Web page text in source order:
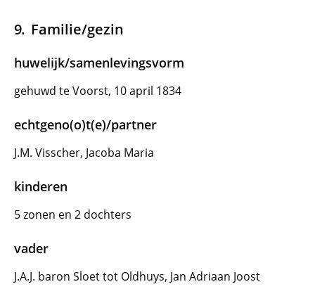
Familie/gezin
huwelijk/samenlevingsvorm
gehuwd te Voorst, 10 april 1834
echtgeno(o)t(e)/partner
J.M. Visscher, Jacoba Maria
kinderen
5 zonen en 2 dochters
vader
J.A.J. baron Sloet tot Oldhuys, Jan Adriaan Joost